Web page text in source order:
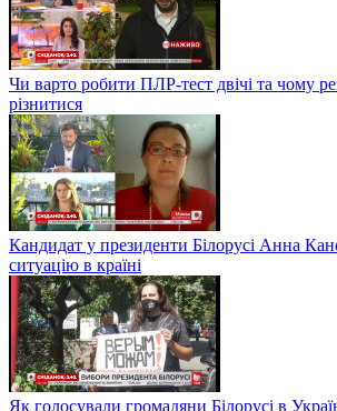
Чи варто робити ПЛР-тест двічі та чому
різнитися
Кандидат у президенти Білорусі Анна
ситуацію в країні
Як голосували громадяни Білорусі в